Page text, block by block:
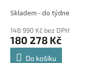
Skladem - do týdne
148 990 Kč bez DPH
180 278 Kč
Do košíku